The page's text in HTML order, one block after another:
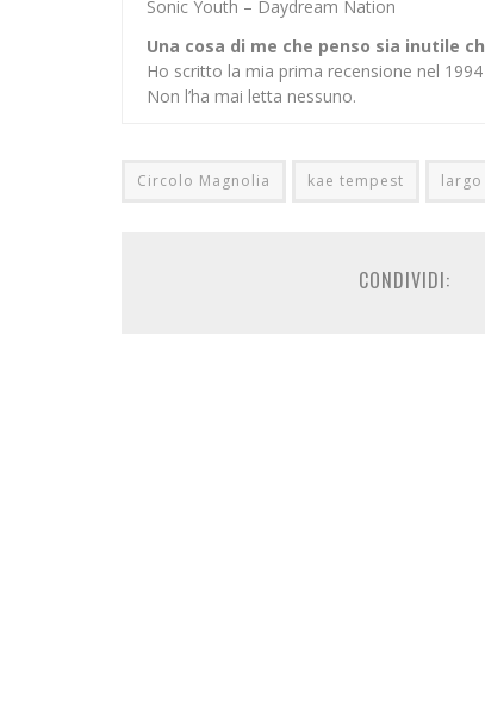
Sonic Youth – Daydream Nation
Una cosa di me che penso sia inutile
Ho scritto la mia prima recensione nel
Non l’ha mai letta nessuno.
Circolo Magnolia kae tempest largo
CONDIVIDI: